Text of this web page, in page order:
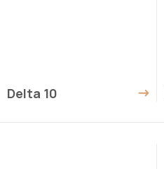
Delta 10